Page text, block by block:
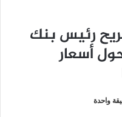
رئيس بنك
أسعار
واحدة